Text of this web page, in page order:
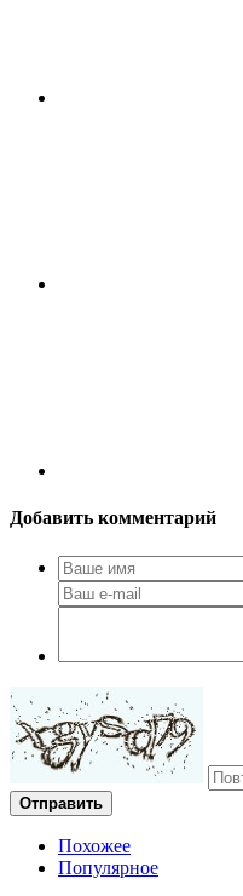
Добавить комментарий
Отправить
Похожее
Популярное